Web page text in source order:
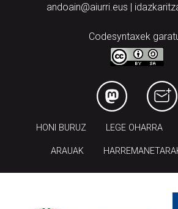
andoain@aiurri.eus |
Codesyntaxek
HONI BURUZ LEGE OHARRA
ARAUAK